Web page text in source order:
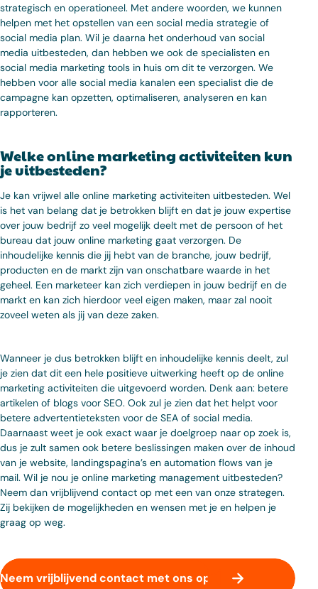
strategisch en operationeel. Met andere woorden, we kunnen
helpen met het opstellen van een social media strategie of
social media plan. Wil je daarna het onderhoud van social
media uitbesteden, dan hebben we ook de specialisten en
social media marketing tools in huis om dit te verzorgen. We
hebben voor alle social media kanalen een specialist die de
campagne kan opzetten, optimaliseren, analyseren en kan
rapporteren.
Welke online marketing activiteiten kun
je uitbesteden?
Je kan vrijwel alle online marketing activiteiten uitbesteden. Wel
is het van belang dat je betrokken blijft en dat je jouw expertise
over jouw bedrijf zo veel mogelijk deelt met de persoon of het
bureau dat jouw online marketing gaat verzorgen. De
inhoudelijke kennis die jij hebt van de branche, jouw bedrijf,
producten en de markt zijn van onschatbare waarde in het
geheel. Een marketeer kan zich verdiepen in jouw bedrijf en de
markt en kan zich hierdoor veel eigen maken, maar zal nooit
zoveel weten als jij van deze zaken.
Wanneer je dus betrokken blijft en inhoudelijke kennis deelt, zul
je zien dat dit een hele positieve uitwerking heeft op de online
marketing activiteiten die uitgevoerd worden. Denk aan: betere
artikelen of blogs voor SEO. Ook zul je zien dat het helpt voor
betere advertentieteksten voor de SEA of social media.
Daarnaast weet je ook exact waar je doelgroep naar op zoek is,
dus je zult samen ook betere beslissingen maken over de inhoud
van je website, landingspagina’s en automation flows van je
mail. Wil je nou je online marketing management uitbesteden?
Neem dan vrijblijvend contact op met een van onze strategen.
Zij bekijken de mogelijkheden en wensen met je en helpen je
graag op weg.
Neem vrijblijvend contact met ons op